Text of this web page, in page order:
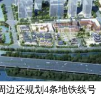
边还规划4条地铁线号